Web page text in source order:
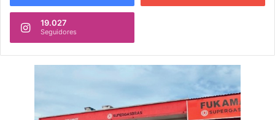
19.027
Seguidores